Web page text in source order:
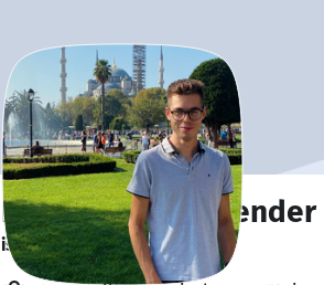
Leonard Büdenbender
ist offen für Projekte. 🔎